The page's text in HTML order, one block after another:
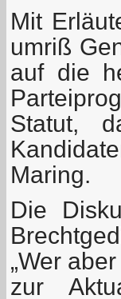
Mit
umriß
auf die
Statut,
Maring.
Die
„Wer
zur